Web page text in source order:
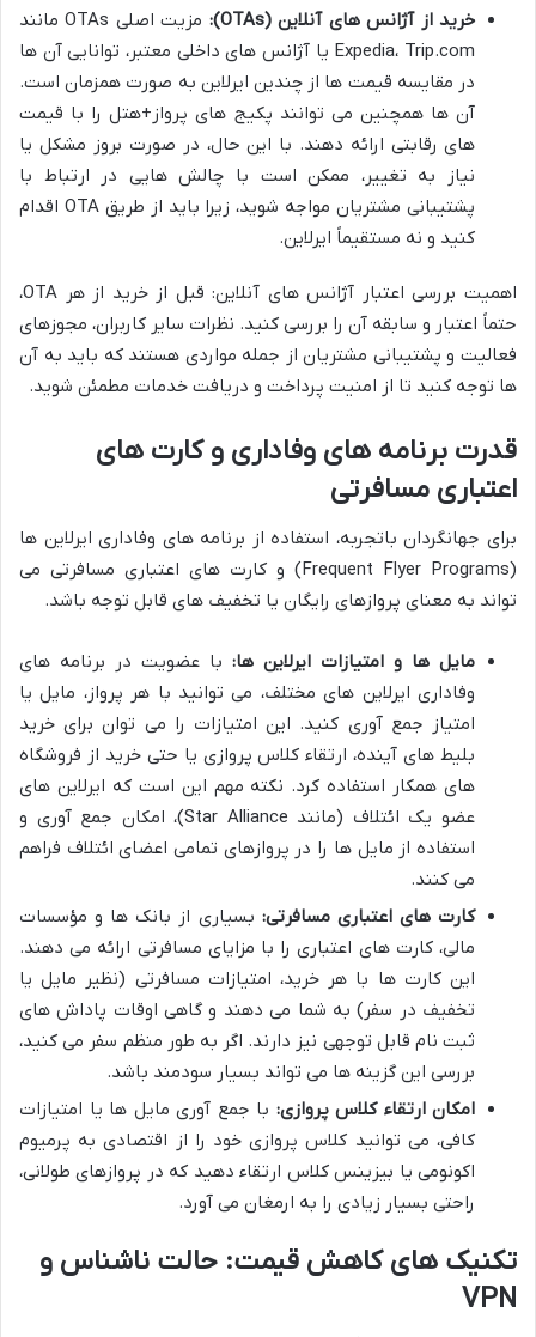
خرید از آژانس های آنلاین (OTAs):
مزیت اصلی OTAs مانند
Expedia، Trip.com یا آژانس های داخلی معتبر، توانایی آن ها
در مقایسه قیمت ها از چندین ایرلاین به صورت همزمان است.
آن ها همچنین می توانند پکیج های پرواز+هتل را با قیمت
های رقابتی ارائه دهند. با این حال، در صورت بروز مشکل یا
نیاز به تغییر، ممکن است با چالش هایی در ارتباط با
پشتیبانی مشتریان مواجه شوید، زیرا باید از طریق OTA اقدام
کنید و نه مستقیماً ایرلاین.
اهمیت بررسی اعتبار آژانس های آنلاین: قبل از خرید از هر OTA،
حتماً اعتبار و سابقه آن را بررسی کنید. نظرات سایر کاربران، مجوزهای
فعالیت و پشتیبانی مشتریان از جمله مواردی هستند که باید به آن
ها توجه کنید تا از امنیت پرداخت و دریافت خدمات مطمئن شوید.
قدرت برنامه های وفاداری و کارت های
اعتباری مسافرتی
برای جهانگردان باتجربه، استفاده از برنامه های وفاداری ایرلاین ها
(Frequent Flyer Programs) و کارت های اعتباری مسافرتی می
تواند به معنای پروازهای رایگان یا تخفیف های قابل توجه باشد.
مایل ها و امتیازات ایرلاین ها: با عضویت در برنامه های
وفاداری ایرلاین های مختلف، می توانید با هر پرواز، مایل یا
امتیاز جمع آوری کنید. این امتیازات را می توان برای خرید
بلیط های آینده، ارتقاء کلاس پروازی یا حتی خرید از فروشگاه
های همکار استفاده کرد. نکته مهم این است که ایرلاین های
عضو یک ائتلاف (مانند Star Alliance)، امکان جمع آوری و
استفاده از مایل ها را در پروازهای تمامی اعضای ائتلاف فراهم
می کنند.
کارت های اعتباری مسافرتی: بسیاری از بانک ها و مؤسسات
مالی، کارت های اعتباری را با مزایای مسافرتی ارائه می دهند.
این کارت ها با هر خرید، امتیازات مسافرتی (نظیر مایل یا
تخفیف در سفر) به شما می دهند و گاهی اوقات پاداش های
ثبت نام قابل توجهی نیز دارند. اگر به طور منظم سفر می کنید،
بررسی این گزینه ها می تواند بسیار سودمند باشد.
امکان ارتقاء کلاس پروازی: با جمع آوری مایل ها یا امتیازات
کافی، می توانید کلاس پروازی خود را از اقتصادی به پرمیوم
اکونومی یا بیزینس کلاس ارتقاء دهید که در پروازهای طولانی،
راحتی بسیار زیادی را به ارمغان می آورد.
تکنیک های کاهش قیمت: حالت ناشناس و
VPN